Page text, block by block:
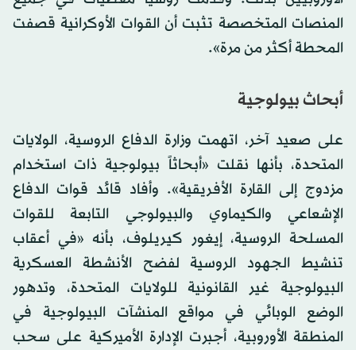
المنصات المتخصصة تثبت أن القوات الأوكرانية قصفت
المحطة أكثر من مرة».
أبحاث بيولوجية
على صعيد آخر، اتهمت وزارة الدفاع الروسية، الولايات
المتحدة، بأنها نقلت «أبحاثاً بيولوجية ذات استخدام
مزدوج إلى القارة الأفريقية». وأفاد قائد قوات الدفاع
الإشعاعي والكيماوي والبيولوجي التابعة للقوات
المسلحة الروسية، إيغور كيريلوف، بأنه «في أعقاب
تنشيط الجهود الروسية لفضح الأنشطة العسكرية
البيولوجية غير القانونية للولايات المتحدة، وتدهور
الوضع الوبائي في مواقع المنشآت البيولوجية في
المنطقة الأوروبية، أجبرت الإدارة الأميركية على سحب